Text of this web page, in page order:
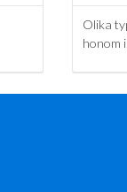
Olika
honom